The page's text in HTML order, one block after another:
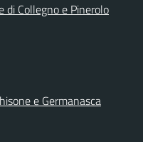
di Collegno e Pinerolo
e Germanasca